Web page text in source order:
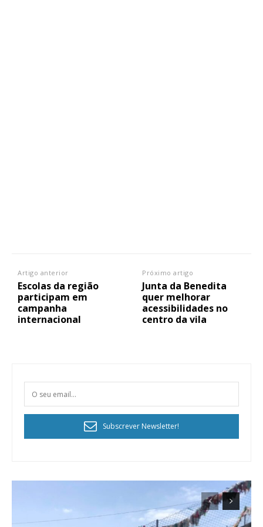
Artigo anterior
Escolas da região
participam em
campanha
internacional
Próximo artigo
Junta da Benedita
quer melhorar
acessibilidades no
centro da vila
Subscrever Newsletter!